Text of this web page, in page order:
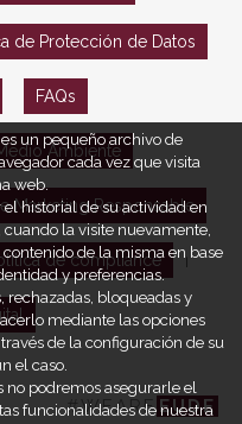
de Protección de Datos
FAQs
Ambiente
Marketing Responsable
de compliance
#WEAREEUDE
un pequeño archivo de
cada vez que visita
web.
historial de su actividad en
la visite nuevamente,
de la misma en base
y preferencias.
rechazadas, bloqueadas y
mediante las opciones
de la configuración de su
el caso.
no podremos asegurarle el
funcionalidades de nuestra